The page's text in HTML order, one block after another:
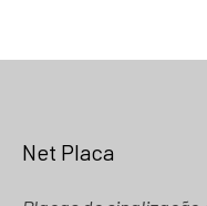
Net Placa